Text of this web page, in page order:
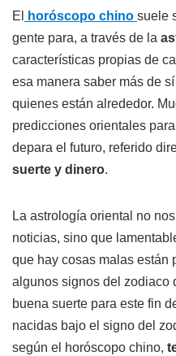
El horóscopo chino suele
gente para, a través de la
características propias de
esa manera saber más de
quienes están alrededor.
predicciones orientales
depara el futuro, referido
suerte y dinero.
La astrología oriental no
noticias, sino que
que hay cosas malas están
algunos signos del zodiaco
buena suerte para este fin
nacidas bajo el signo del
según el horóscopo chino,